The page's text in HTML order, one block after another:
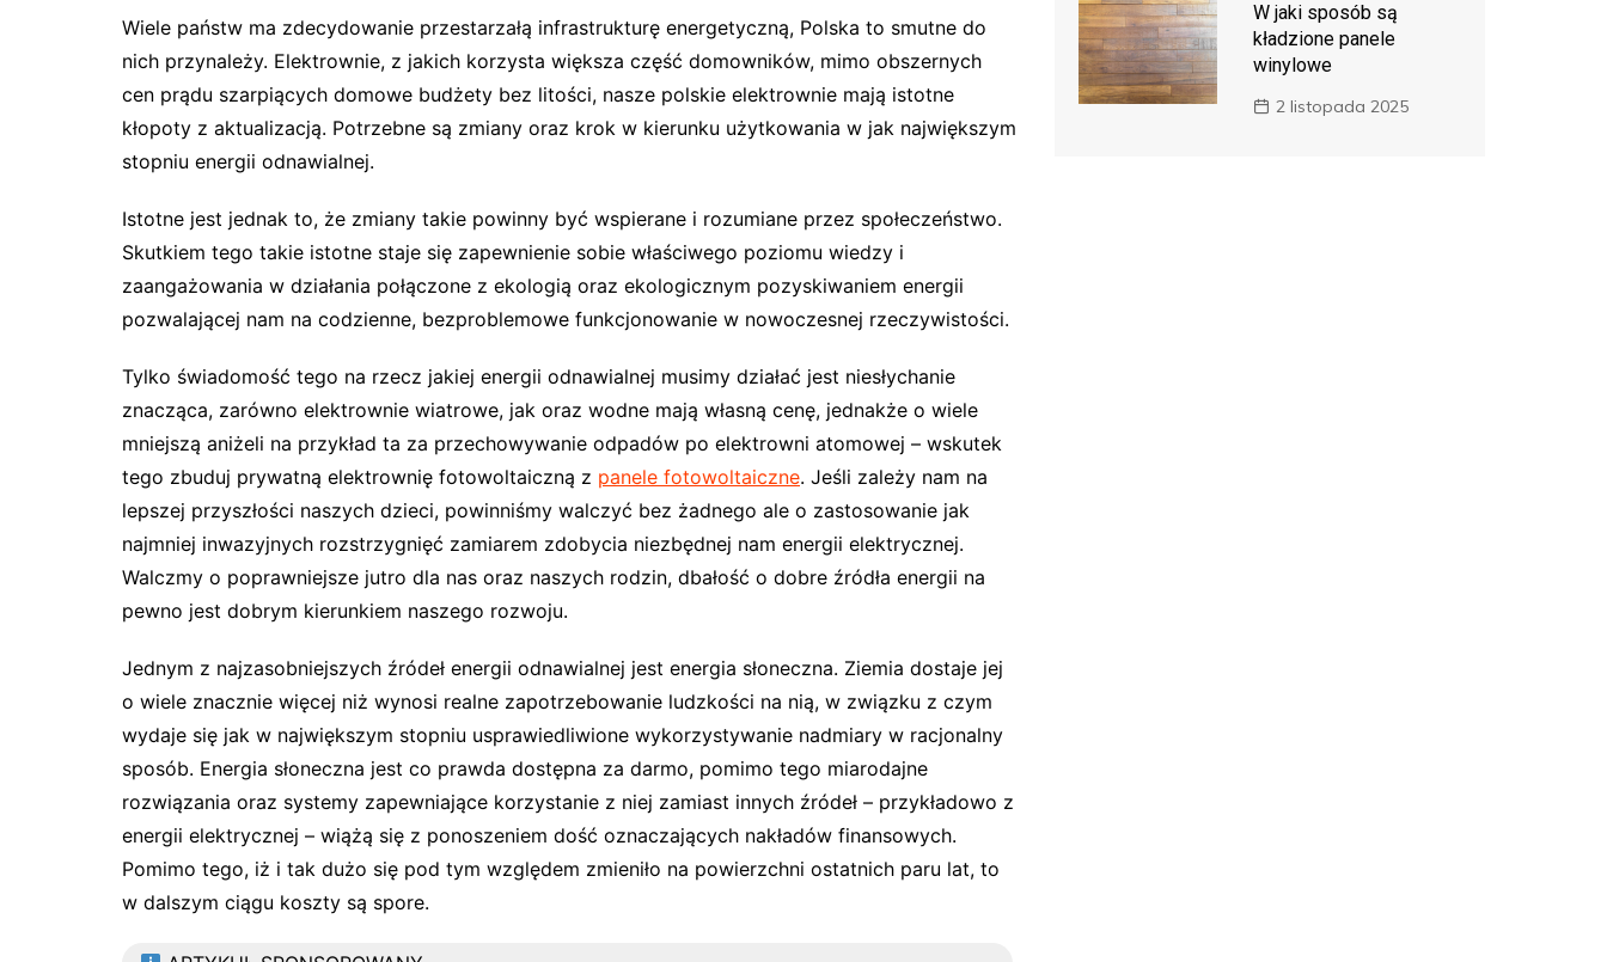
Wiele państw ma zdecydowanie przestarzałą infrastrukturę energetyczną, Polska to smutne do
nich przynależy. Elektrownie, z jakich korzysta większa część domowników, mimo obszernych
cen prądu szarpiących domowe budżety bez litości, nasze polskie elektrownie mają istotne
kłopoty z aktualizacją. Potrzebne są zmiany oraz krok w kierunku użytkowania w jak największym
stopniu energii odnawialnej.
Istotne jest jednak to, że zmiany takie powinny być wspierane i rozumiane przez społeczeństwo.
Skutkiem tego takie istotne staje się zapewnienie sobie właściwego poziomu wiedzy i
zaangażowania w działania połączone z ekologią oraz ekologicznym pozyskiwaniem energii
pozwalającej nam na codzienne, bezproblemowe funkcjonowanie w nowoczesnej rzeczywistości.
Tylko świadomość tego na rzecz jakiej energii odnawialnej musimy działać jest niesłychanie
znacząca, zarówno elektrownie wiatrowe, jak oraz wodne mają własną cenę, jednakże o wiele
mniejszą aniżeli na przykład ta za przechowywanie odpadów po elektrowni atomowej – wskutek
tego zbuduj prywatną elektrownię fotowoltaiczną z panele fotowoltaiczne. Jeśli zależy nam na
lepszej przyszłości naszych dzieci, powinniśmy walczyć bez żadnego ale o zastosowanie jak
najmniej inwazyjnych rozstrzygnięć zamiarem zdobycia niezbędnej nam energii elektrycznej.
Walczmy o poprawniejsze jutro dla nas oraz naszych rodzin, dbałość o dobre źródła energii na
pewno jest dobrym kierunkiem naszego rozwoju.
Jednym z najzasobniejszych źródeł energii odnawialnej jest energia słoneczna. Ziemia dostaje jej
o wiele znacznie więcej niż wynosi realne zapotrzebowanie ludzkości na nią, w związku z czym
wydaje się jak w największym stopniu usprawiedliwione wykorzystywanie nadmiary w racjonalny
sposób. Energia słoneczna jest co prawda dostępna za darmo, pomimo tego miarodajne
rozwiązania oraz systemy zapewniające korzystanie z niej zamiast innych źródeł – przykładowo z
energii elektrycznej – wiążą się z ponoszeniem dość oznaczających nakładów finansowych.
Pomimo tego, iż i tak dużo się pod tym względem zmieniło na powierzchni ostatnich paru lat, to
w dalszym ciągu koszty są spore.
W jaki sposób są
kładzione panele
winylowe
2 listopada 2025